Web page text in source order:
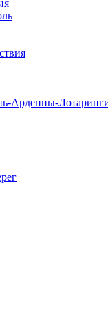
Арденны-